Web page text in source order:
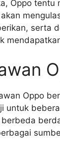
Oppo tentu
serta
Oppo
untuk